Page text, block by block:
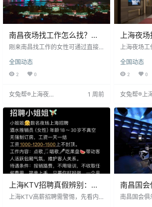
南昌夜场找工作怎么找？红
谷滩妹子分享实用路子
刚来南昌找工作的女性可通过直接
和同事关系，面试流程快且能当天
试工。建议白天先考察周边安全因
规工作。例如，小敏直接去店面试
元，稳定时更高。
全国动态
2 0
女兔帮®上海夜场
1 周前
上海夜场
另一种
上海夜场工
收拾房间，
大。薪资
样开放，是
全国动态
2 0
女兔帮®上
上海KTV招聘真假辨别：从
南京西路场子看靠谱岗位
上海KTV高薪招聘需警惕，先看内
南昌国会
得去？从
南昌国会俱